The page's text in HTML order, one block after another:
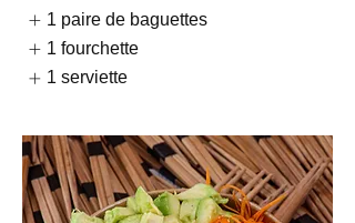
1 paire de baguettes
1 fourchette
1 serviette